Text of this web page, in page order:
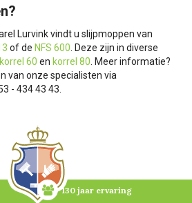
Lurvink vindt u slijpmoppen van
of de NFS 600 . Deze zijn in diverse
korrel 60 en korrel 80 . Meer informatie?
van onze specialisten via
- 434 43 43.
130 jaar ervaring